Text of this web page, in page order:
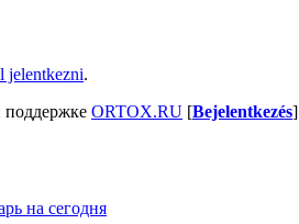
jelentkezni.
поддержке ORTOX.RU [Bejelentkezés]
на сегодня